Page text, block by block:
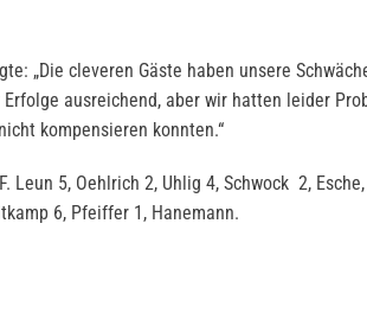
„Die cleveren Gäste haben unsere
ausreichend, aber wir hatten leider
kompensieren konnten.“
Leun 5, Oehlrich 2, Uhlig 4, Schwock 2,
6, Pfeiffer 1, Hanemann.